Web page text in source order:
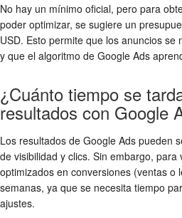
No hay un mínimo oficial, pero para
poder optimizar, se sugiere un
USD. Esto permite que los anuncios se
y que el algoritmo de Google Ads
¿Cuánto tiempo se
resultados con Google
Los resultados de Google Ads pueden
de visibilidad y clics. Sin embargo,
optimizados en conversiones (ventas o
semanas, ya que se necesita tiempo
ajustes.